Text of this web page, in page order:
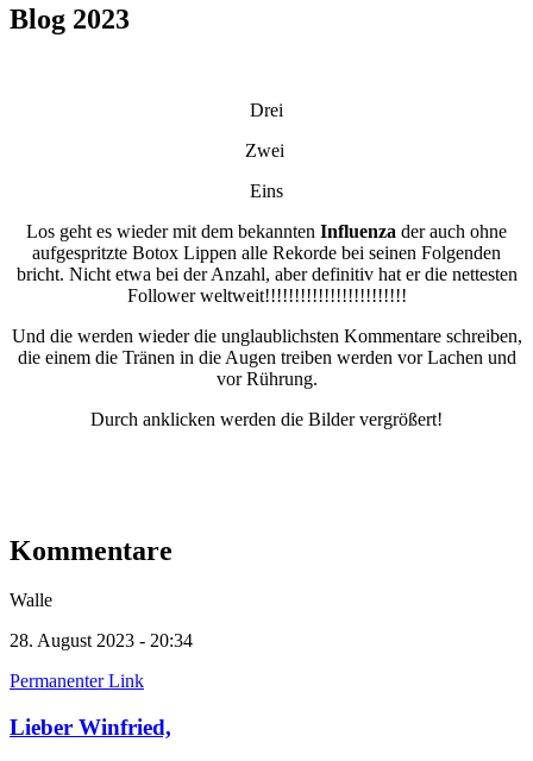
Blog 2023
Drei
Zwei
Eins
Los geht es wieder mit dem bekannten Influenza der auch ohne
aufgespritzte Botox Lippen alle Rekorde bei seinen Folgenden
bricht. Nicht etwa bei der Anzahl, aber definitiv hat er die nettesten
Follower weltweit!!!!!!!!!!!!!!!!!!!!!!!!
Und die werden wieder die unglaublichsten Kommentare schreiben,
die einem die Tränen in die Augen treiben werden vor Lachen und
vor Rührung.
Durch anklicken werden die Bilder vergrößert!
Kommentare
Walle
28. August 2023 - 20:34
Permanenter Link
Lieber Winfried,